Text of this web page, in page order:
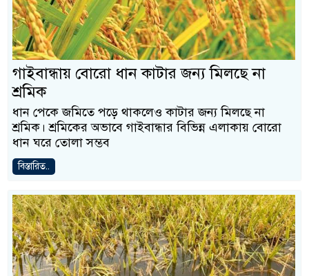
গাইবান্ধায় বোরো ধান কাটার জন্য মিলছে না
শ্রমিক
ধান পেকে জমিতে পড়ে থাকলেও কাটার জন্য মিলছে না
শ্রমিক। শ্রমিকের অভাবে গাইবান্ধার বিভিন্ন এলাকায় বোরো
ধান ঘরে তোলা সম্ভব
বিস্তারিত..